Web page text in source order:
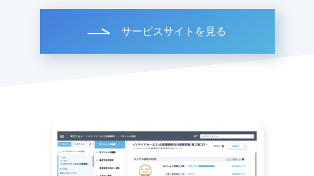
サービスサイトを見る